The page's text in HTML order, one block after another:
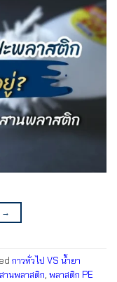
→
กาวทั่วไป VS น้ำยา
านพลาสติก พลาสติก PE